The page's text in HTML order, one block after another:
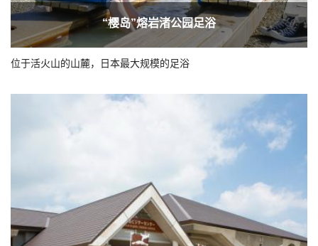
“樱岛”熔岩渚公园足浴
位于活火山的山麓，日本最大规模的足浴